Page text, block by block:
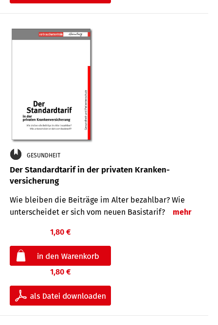
GESUNDHEIT
Der Standard­tarif in der privaten Kranken­
versicherung
Wie bleiben die Beiträge im Alter bezahlbar? Wie
unterscheidet er sich vom neuen Basistarif?
mehr
1,80 €
1,80 €